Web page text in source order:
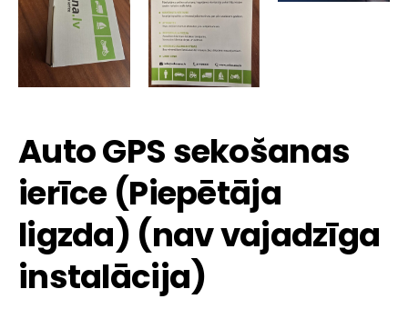
Auto GPS sekošanas
ierīce (Piepētāja
ligzda) (nav vajadzīga
instalācija)